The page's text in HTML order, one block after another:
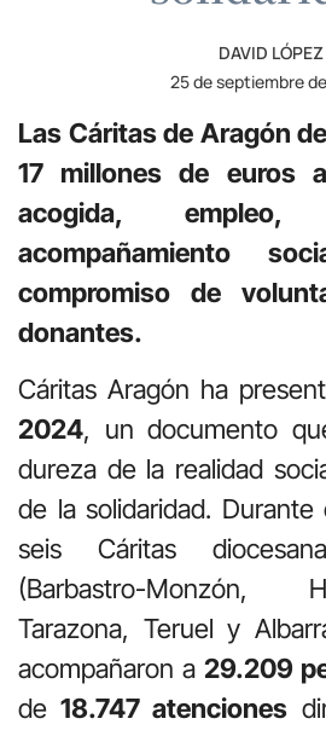
DAVID LÓPEZ
25 de septiembre
Las Cáritas de Aragón
17 millones de euros
acogida,
acompañamiento
compromiso de
donantes.
Cáritas Aragón ha
2024, un documento
dureza de la realidad
de la solidaridad.
seis Cáritas
(Barbastro-Monzón,
Tarazona, Teruel y
acompañaron a 29.209
de18.747 atenciones